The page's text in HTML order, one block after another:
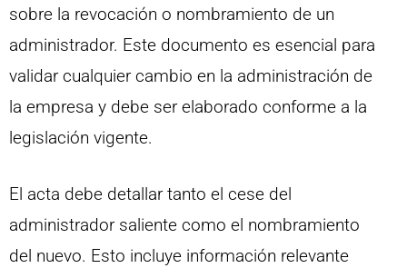
sobre la revocación o nombramiento de un
administrador. Este documento es esencial para
validar cualquier cambio en la administración de
la empresa y debe ser elaborado conforme a la
legislación vigente.
El acta debe detallar tanto el cese del
administrador saliente como el nombramiento
del nuevo. Esto incluye información relevante